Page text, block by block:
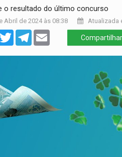
o resultado do último concurso
Abril de 2024 às 08:38 Atualizada
TwitterTelegram